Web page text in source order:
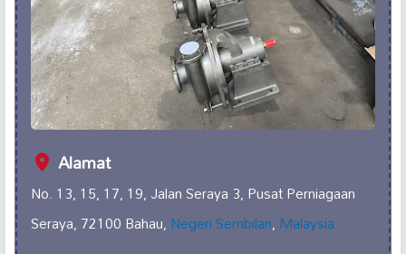
Alamat
No. 13, 15, 17, 19, Jalan Seraya 3, Pusat Perniagaan
Seraya, 72100 Bahau,Negeri Sembilan,Malaysia